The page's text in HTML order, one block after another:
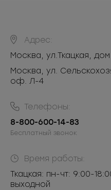
Адрес:
Москва, ул.Ткацкая,
Москва, ул.
оф. Л-4
Телефоны:
8-800-600-14-83
Бесплатный звонок
Время работы:
Ткацкая: пн-чт: 9:00-
выходной